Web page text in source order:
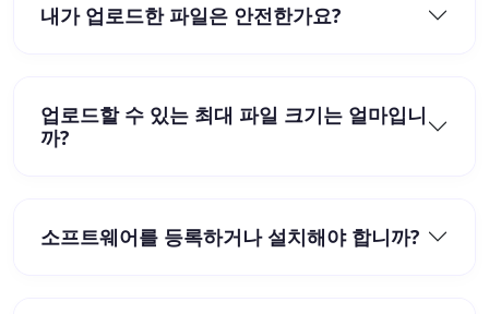
내가 업로드한 파일은 안전한가요?
업로드할 수 있는 최대 파일 크기는 얼마입니
까?
소프트웨어를 등록하거나 설치해야 합니까?